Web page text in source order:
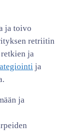
ja toivo
retriitin
ja
ja
ja